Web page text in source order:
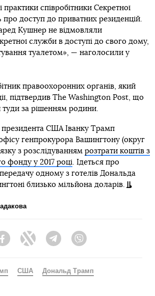
практики співробітники Секретної
доступ до приватних резиденцій.
Кушнер не відмовляли
служби в доступі до свого дому,
туалетом», — наголосили у
правоохоронних органів, який
підтвердив The Washington Post, що
туди за рішенням родини.
президента США Іванку Трамп
генпрокурора Вашингтону (округ
з розслідуванням розтрати коштів з
фонду у 2017 році. Ідеться про
одному з готелів Дональда
близько мільйона доларів.
FacebookTwitter Telegram
США Дональд Трамп